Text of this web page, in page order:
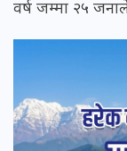
वर्ष जम्मा २५